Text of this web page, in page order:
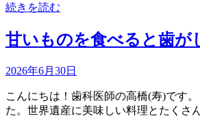
続きを読む
甘いものを食べると歯
2026年6月30日
こんにちは！歯科医師の高橋(寿)です
た。世界遺産に美味しい料理とたくさ